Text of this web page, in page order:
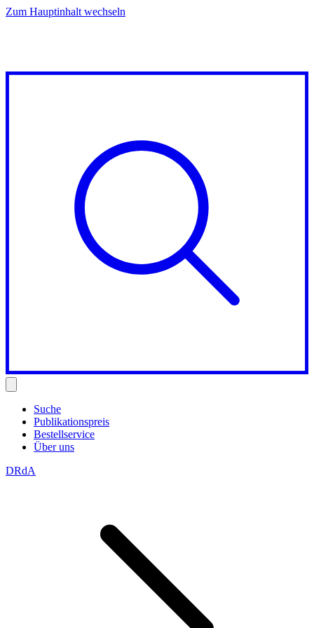
Zum Hauptinhalt wechseln
Suche
Publikationspreis
Bestellservice
Über uns
DRdA